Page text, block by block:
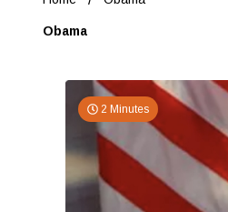
Obama
2 Minutes